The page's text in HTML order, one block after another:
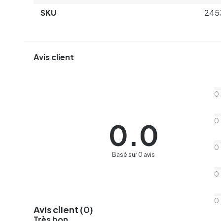
SKU
Avis client
0.0
Basé sur 0 avis
0
0
0
0
0
Avis client (0)